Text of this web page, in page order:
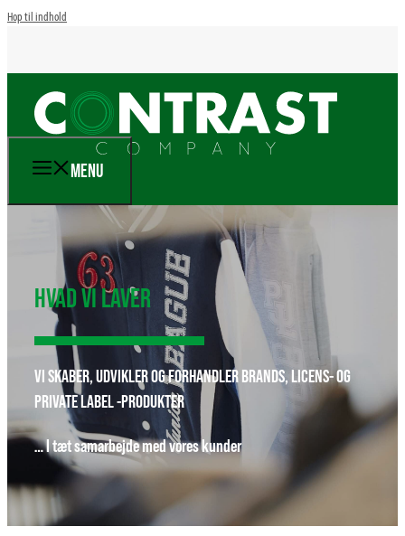
Hop til indhold
MENU
HVAD VI LAVER
VI SKABER, UDVIKLER OG FORHANDLER BRANDS, LICENS- OG
PRIVATE LABEL -PRODUKTER
… I tæt samarbejde med vores kunder